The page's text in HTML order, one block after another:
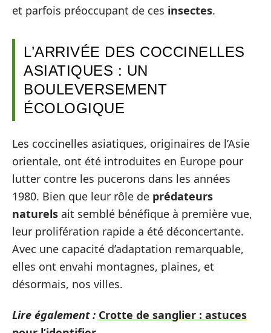
et parfois préoccupant de ces insectes.
L’ARRIVÉE DES COCCINELLES
ASIATIQUES : UN
BOULEVERSEMENT
ÉCOLOGIQUE
Les coccinelles asiatiques, originaires de l’Asie
orientale, ont été introduites en Europe pour
lutter contre les pucerons dans les années
1980. Bien que leur rôle de prédateurs
naturels ait semblé bénéfique à première vue,
leur prolifération rapide a été déconcertante.
Avec une capacité d’adaptation remarquable,
elles ont envahi montagnes, plaines, et
désormais, nos villes.
Lire également : Crotte de sanglier : astuces